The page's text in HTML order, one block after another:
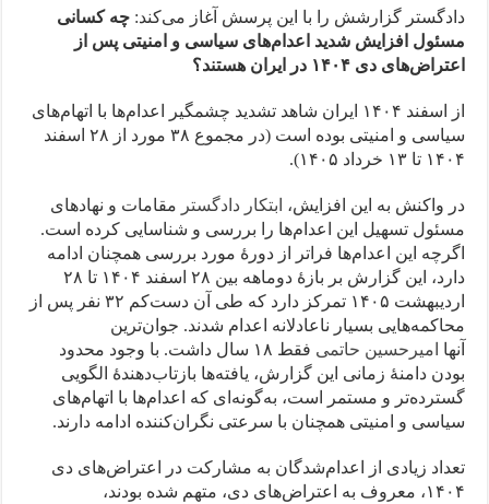
دادگستر گزارشش را با این پرسش آغاز می‌کند:چه کسانی
مسئول افزایش شدید اعدام‌های سیاسی و امنیتی پس از
اعتراض‌های دی‌ ۱۴۰۴ در ایران هستند؟
از اسفند ۱۴۰۴ ایران شاهد تشدید چشمگیر اعدام‌ها با اتهام‌های
سیاسی و امنیتی بوده است (در مجموع ۳۸ مورد از ۲۸ اسفند
۱۴۰۴ تا ۱۳ خرداد ۱۴۰۵).
در واکنش به این افزایش، ابتکار دادگستر مقامات و نهادهای
مسئول تسهیل این اعدام‌ها را بررسی و شناسایی کرده است.
اگرچه این اعدام‌ها فراتر از دورهٔ مورد بررسی همچنان ادامه
دارد، این گزارش بر بازهٔ دوماهه بین ۲۸ اسفند ۱۴۰۴ تا ۲۸
اردیبهشت ۱۴۰۵ تمرکز دارد که طی آن دست‌کم ۳۲ نفر پس از
محاکمه‌هایی بسیار ناعادلانه اعدام شدند. جوان‌ترین
آنها امیرحسین حاتمی
فقط ۱۸ سال داشت. با وجود محدود
بودن دامنهٔ زمانی این گزارش، یافته‌ها بازتاب‌دهندهٔ الگویی
گسترده‌تر و مستمر است، به‌گونه‌ای که اعدام‌ها با اتهام‌های
سیاسی و امنیتی همچنان با سرعتی نگران‌کننده ادامه دارند.
تعداد زیادی از اعدام‌شدگان به مشارکت در اعتراض‌های دی‌
۱۴۰۴، معروف به اعتراض‌های دی، متهم شده بودند،